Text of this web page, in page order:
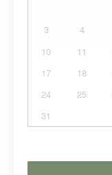
3
4
10
11
17
18
24
25
31